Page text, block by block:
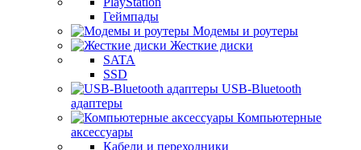
Геймпады
Модемы и роутеры
Жесткие диски
SATA
SSD
USB-Bluetooth
адаптеры
Компьютерные
аксессуары
Кабели и переходники